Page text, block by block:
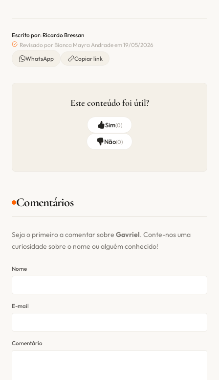
Escrito por: Ricardo Bressan
Revisado por Bianca Mayra Andrade em 19/05/2026
WhatsApp
Copiar link
Este conteúdo foi útil?
Sim(0)
Não(0)
Comentários
Seja o primeiro a comentar sobre Gavriel. Conte-nos uma
curiosidade sobre o nome ou alguém conhecido!
Nome
E-mail
Comentário